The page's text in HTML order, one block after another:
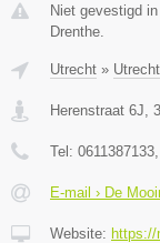
Niet gevestigd
Drenthe.
Utrecht » Utrecht
Herenstraat 6J
Tel: 0611387133
E-mail › De
Website: https://